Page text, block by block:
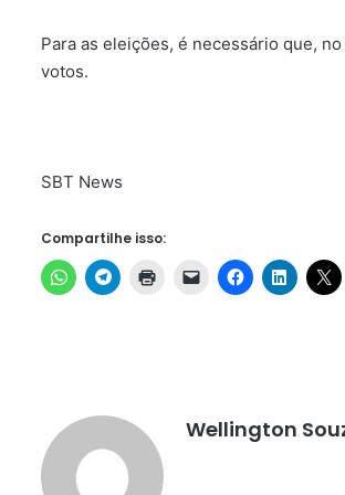
Para as eleições, é necessário que,
votos.
SBT News
Compartilhe isso:
Wellington